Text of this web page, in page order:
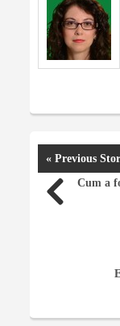
« Previous
Cum a